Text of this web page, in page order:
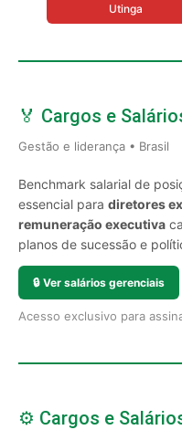
Utinga
🏅 Cargos e
Gestão e liderança • Brasil
Benchmark salarial de
essencial para diretores
remuneração executiva
planos de sucessão e
🔒 Ver salários gerenciais
Acesso exclusivo para
⚙️ Cargos e